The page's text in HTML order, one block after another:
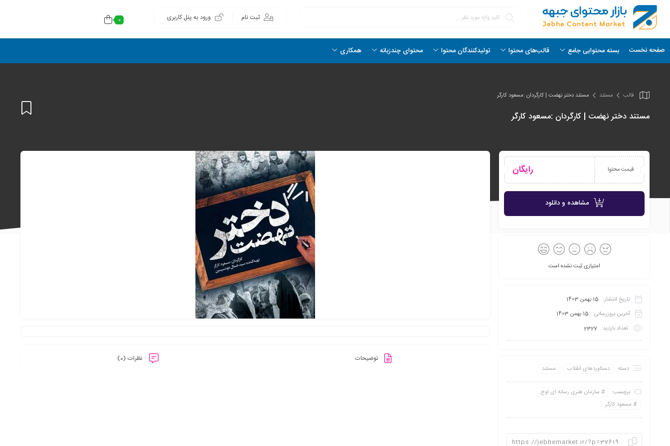
ثبت نام ورود به پنل کاربری 0
صفحه نخست بسته محتوایی جامع قالب‌های محتوا تولیدکنندگان محتوا محتوای چندزبانه همکاری
قالب مستند مستند دختر نهضت | کارگردان :مسعود کارگر
مستند دختر نهضت | کارگردان :مسعود کارگر
توضیحات نظرات (0)
قیمت محتوا رایگان
مشاهده و دانلود
امتیازی ثبت نشده است
تاریخ انتشار: 15 بهمن 1403
آخرین بروزرسانی: 15 بهمن 1403
تعداد بازدید: 2327
دسته: دستاوردهای انقلاب مستند
برچسب:
سازمان هنری رسانه ای اوج
مسعود کارگر